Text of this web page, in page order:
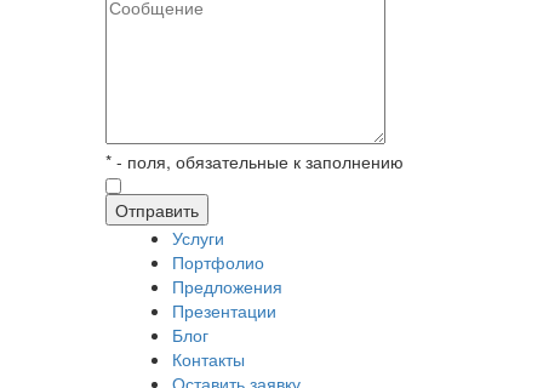
* - поля, обязательные к заполнению
Отправить
Услуги
Портфолио
Предложения
Презентации
Блог
Контакты
Оставить заявку